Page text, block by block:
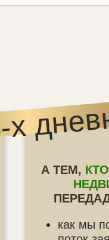
как мы
А ТЕМ,